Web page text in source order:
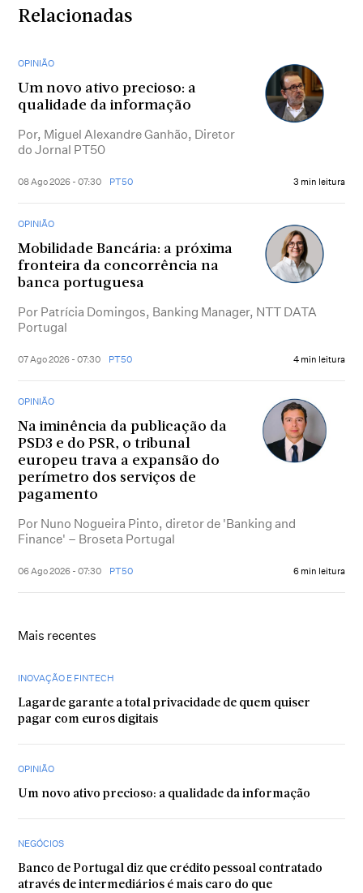
Relacionadas
OPINIÃO
Um novo ativo precioso: a
qualidade da informação
Por, Miguel Alexandre Ganhão, Diretor
do Jornal PT50
08 Ago 2026 - 07:30 PT50 3 min leitura
OPINIÃO
Mobilidade Bancária: a próxima
fronteira da concorrência na
banca portuguesa
Por Patrícia Domingos, Banking Manager, NTT DATA
Portugal
07 Ago 2026 - 07:30 PT50 4 min leitura
OPINIÃO
Na iminência da publicação da
PSD3 e do PSR, o tribunal
europeu trava a expansão do
perímetro dos serviços de
pagamento
Por Nuno Nogueira Pinto, diretor de 'Banking and
Finance' – Broseta Portugal
06 Ago 2026 - 07:30 PT50 6 min leitura
Mais recentes
INOVAÇÃO E FINTECH
Lagarde garante a total privacidade de quem quiser
pagar com euros digitais
OPINIÃO
Um novo ativo precioso: a qualidade da informação
NEGÓCIOS
Banco de Portugal diz que crédito pessoal contratado
através de intermediários é mais caro do que